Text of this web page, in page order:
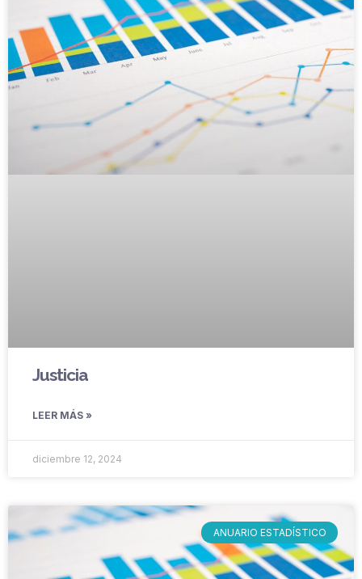
Justicia
LEER MÁS »
diciembre 12, 2024
ANUARIO ESTADÍSTICO